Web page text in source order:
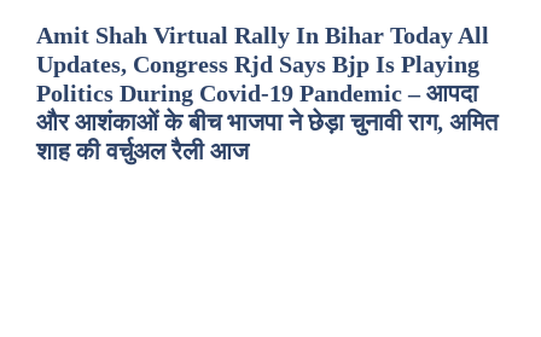
Amit Shah Virtual Rally In Bihar Today All
Updates, Congress Rjd Says Bjp Is Playing
Politics During Covid-19 Pandemic – आपदा
और आशंकाओं के बीच भाजपा ने छेड़ा चुनावी राग, अमित
शाह की वर्चुअल रैली आज